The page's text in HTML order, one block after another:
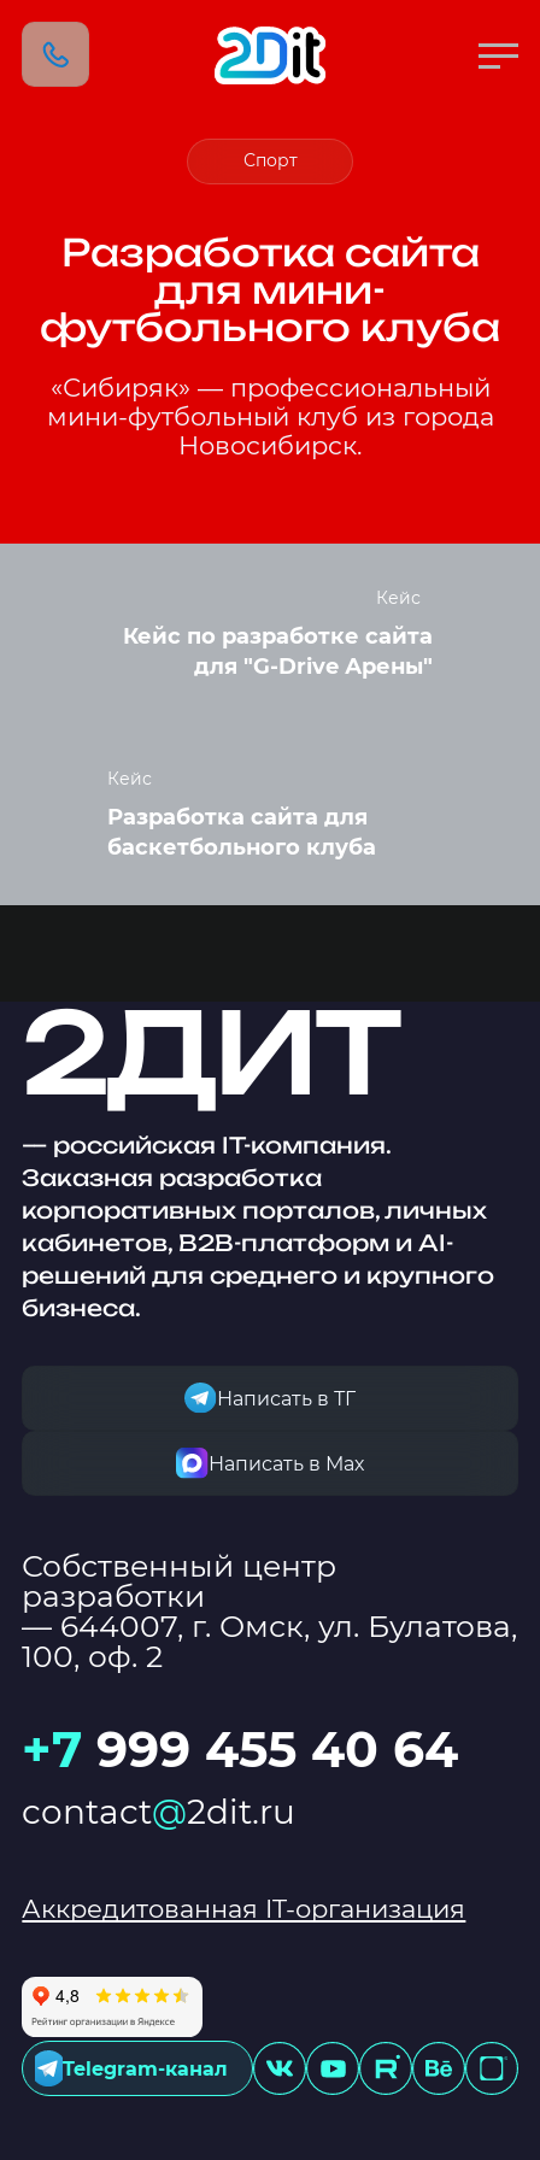
Спорт
Разработка сайта
для мини-
футбольного клуба
«Сибиряк» — профессиональный
мини-футбольный клуб из города
Новосибирск.
Кейс
Кейс по разработке сайта
для "G-Drive Арены"
Кейс
Разработка сайта для
баскетбольного клуба
2ДИТ
— российская IT-компания.
Заказная разработка
корпоративных порталов, личных
кабинетов, B2B-платформ и AI-
решений для среднего и крупного
бизнеса.
Написать в ТГ
Написать в Мах
Собственный центр
разработки
— 644007, г. Омск, ул. Булатова,
100, оф. 2
+7 999 455 40 64
contact@2dit.ru
Аккредитованная IT-организация
Telegram-канал